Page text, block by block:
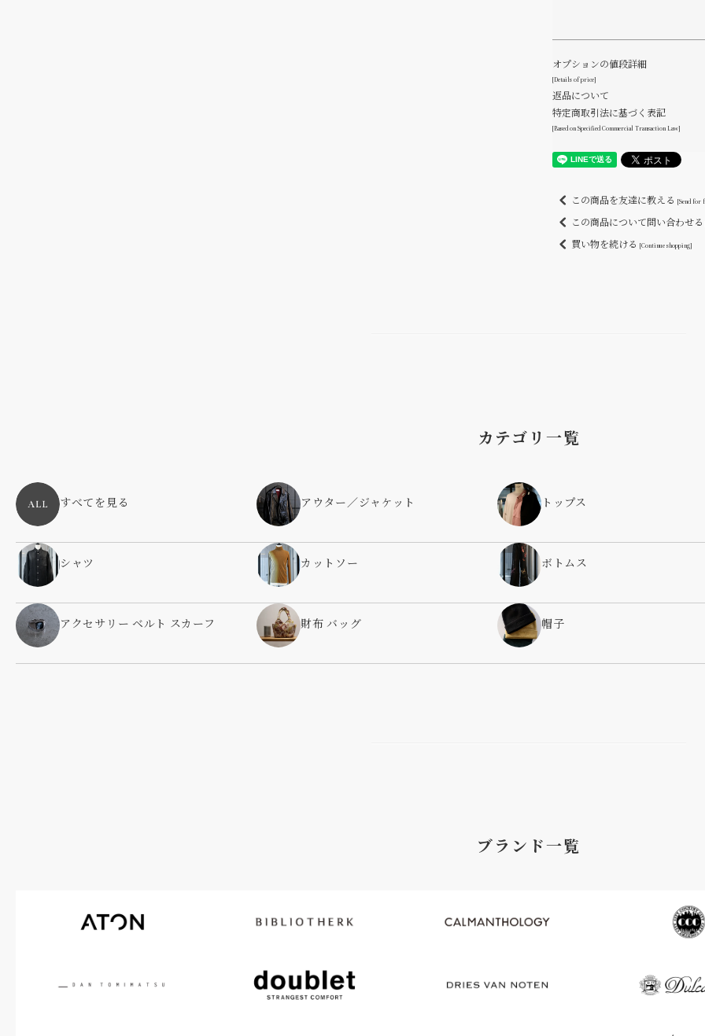
オプションの値段詳細
[Details of price]
返品について
特定商取引法に基づく表記
[Based on Specified Commercial Transaction Law]
この商品を友達に教える [Send for
この商品について問い合わせる
買い物を続ける [Continue shopping]
カテゴリ一覧
すべてを見る アウター／ジャケット トップス
シャツ カットソー ボトムス
アクセサリー ベルト スカーフ 財布 バッグ 帽子
ブランド一覧